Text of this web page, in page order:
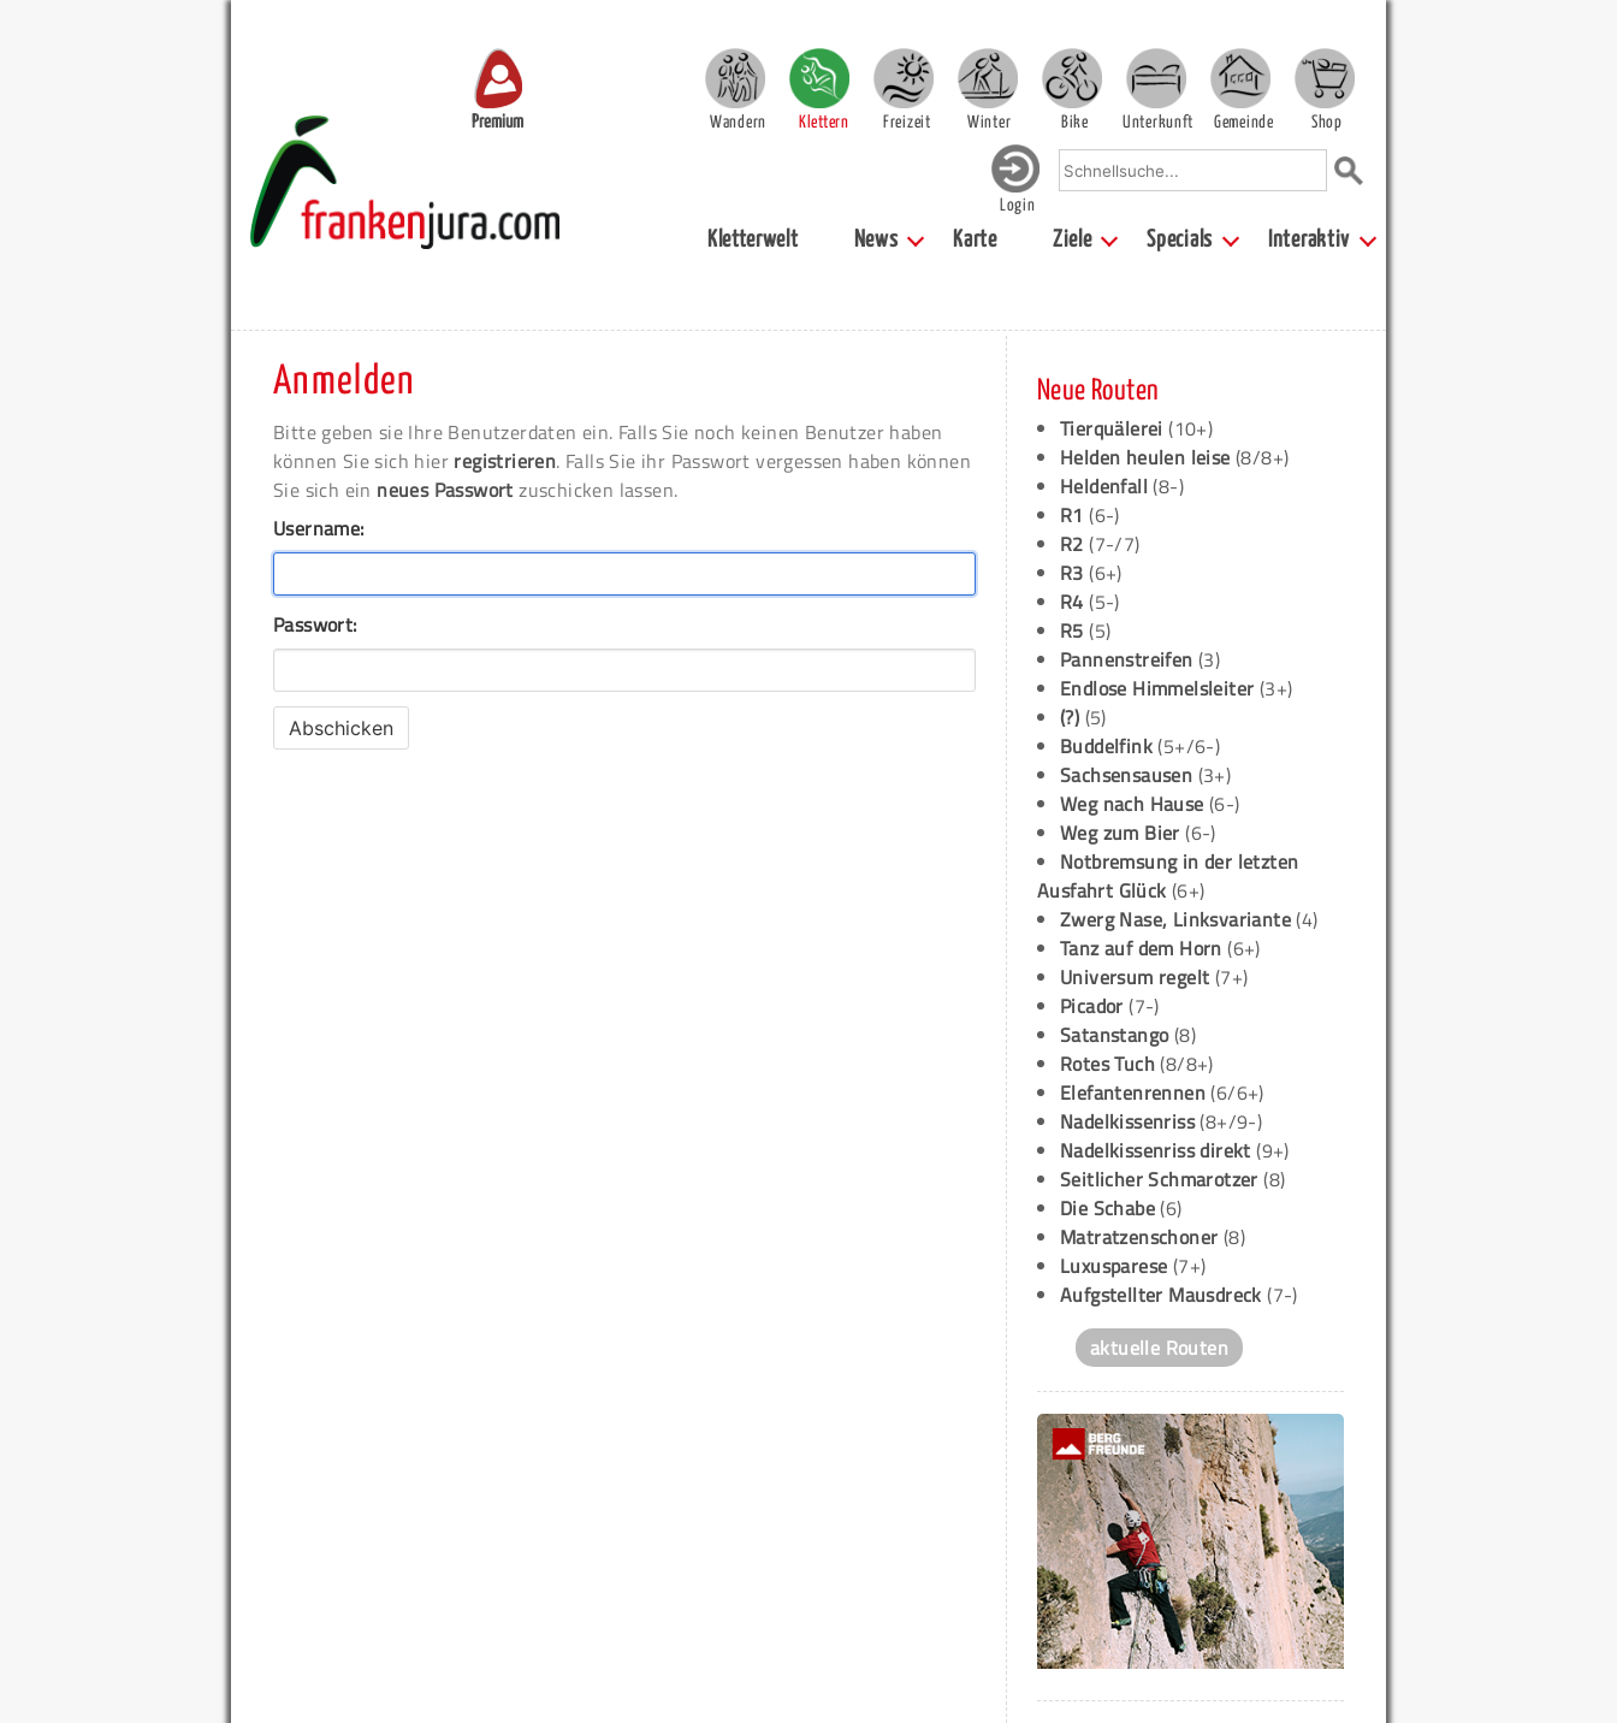
Premium Wandern Klettern Freizeit Winter Bike Unterkunft Gemeinde Shop
Login
Kletterwelt News Karte Ziele Specials Interaktiv
Anmelden
Bitte geben sie Ihre Benutzerdaten ein. Falls Sie noch keinen Benutzer haben
können Sie sich hier registrieren. Falls Sie ihr Passwort vergessen haben können
Sie sich ein neues Passwort zuschicken lassen.
Username:
Passwort:
Neue Routen
Tierquälerei (10+)
Helden heulen leise(8/8+)
Heldenfall(8-)
R1 (6-)
R2 (7-/7)
R3 (6+)
R4 (5-)
R5 (5)
Pannenstreifen (3)
Endlose Himmelsleiter (3+)
(?) (5)
Buddelfink(5+/6-)
Sachsensausen (3+)
Weg nach Hause (6-)
Weg zum Bier (6-)
Notbremsung in der letzten
Ausfahrt Glück (6+)
Zwerg Nase, Linksvariante(4)
Tanz auf dem Horn (6+)
Universum regelt (7+)
Picador (7-)
Satanstango(8)
Rotes Tuch(8/8+)
Elefantenrennen(6/6+)
Nadelkissenriss(8+/9-)
Nadelkissenriss direkt (9+)
Seitlicher Schmarotzer (8)
Die Schabe(6)
Matratzenschoner (8)
Luxusparese (7+)
Aufgstellter Mausdreck (7-)
aktuelle Routen